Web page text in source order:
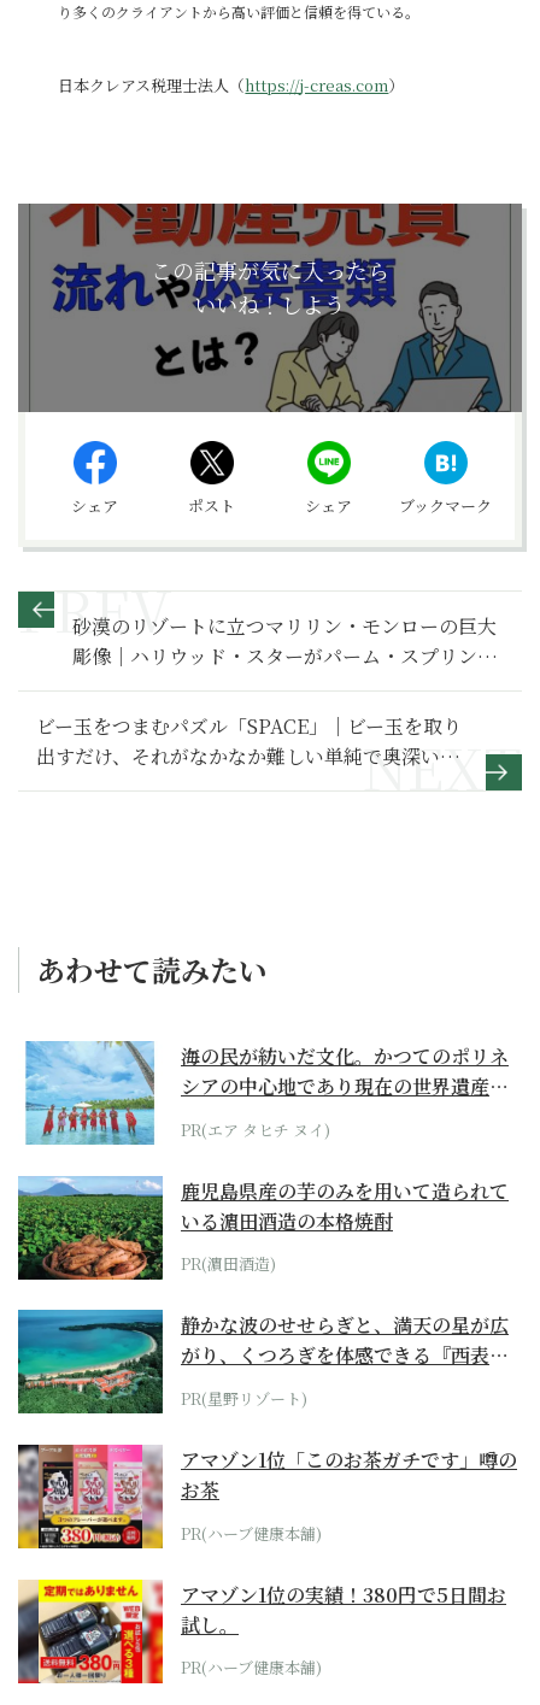
り多くのクライアントから高い評価と信頼を得ている。
日本クレアス税理士法人（https://j-creas.com）
この記事が気に入ったら
いいね！しよう
シェア ポスト シェア ブックマーク
砂漠のリゾートに立つマリリン・モンローの巨大
彫像｜ハリウッド・スターがパーム・スプリング
スに引き寄せられた理由
ビー玉をつまむパズル「SPACE」｜ビー玉を取り
出すだけ、それがなかなか難しい単純で奥深いパ
ズル
あわせて読みたい
海の民が紡いだ文化。かつてのポリネ
シアの中心地であり現在の世界遺産か
らみえてくる...
PR(エア タヒチ ヌイ)
鹿児島県産の芋のみを用いて造られて
いる濵田酒造の本格焼酎
PR(濵田酒造)
静かな波のせせらぎと、満天の星が広
がり、くつろぎを体感できる『西表島
ホテル by...
PR(星野リゾート)
アマゾン1位「このお茶ガチです」噂の
お茶
PR(ハーブ健康本舗)
アマゾン1位の実績！380円で5日間お
試し。
PR(ハーブ健康本舗)